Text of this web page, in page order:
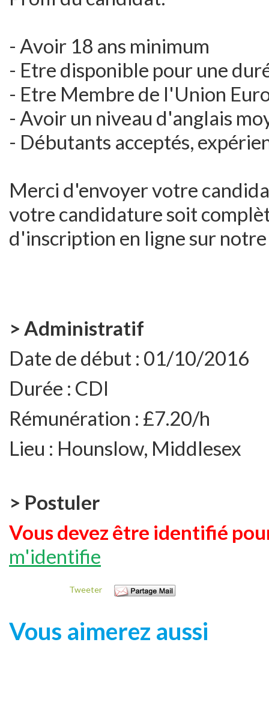
- Avoir 18 ans minimum
- Etre disponible pour une
- Etre Membre de l'Union
- Avoir un niveau d'anglais
- Débutants acceptés,
Merci d'envoyer votre
votre candidature soit
d'inscription en ligne sur
> Administratif
Date de début : 01/10/2016
Durée : CDI
Rémunération : £7.20/h
Lieu : Hounslow, Middlesex
> Postuler
Vous devez être identifié
m'identifie
Tweeter
Vous aimerez aussi